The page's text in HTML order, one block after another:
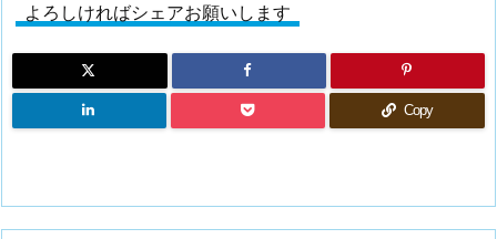
よろしければシェアお願いします
Copy